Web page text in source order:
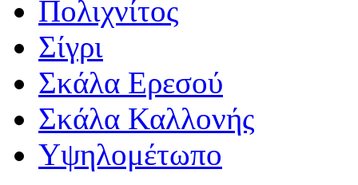
Πολιχνίτος
Σίγρι
Σκάλα Ερεσού
Σκάλα Καλλονής
Υψηλομέτωπο